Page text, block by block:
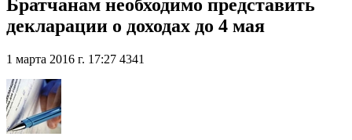
Братчанам необходимо представить
декларации о доходах до 4 мая
1 марта 2016 г. 17:27 4341